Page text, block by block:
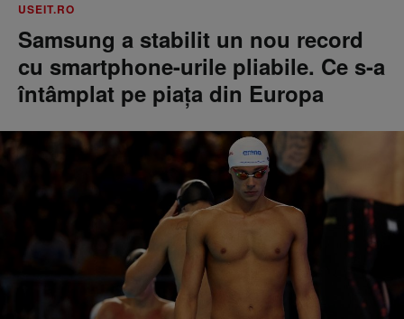
USEIT.RO
Samsung a stabilit un nou record
cu smartphone-urile pliabile. Ce s-a
întâmplat pe piața din Europa